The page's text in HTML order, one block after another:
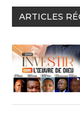
ARTICLES